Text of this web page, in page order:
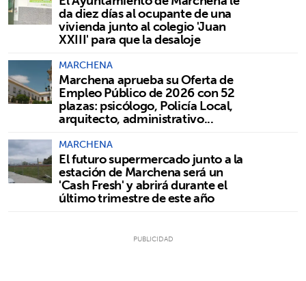
da diez días al ocupante de una
vivienda junto al colegio 'Juan
XXIII' para que la desaloje
MARCHENA
Marchena aprueba su Oferta de
Empleo Público de 2026 con 52
plazas: psicólogo, Policía Local,
arquitecto, administrativo...
MARCHENA
El futuro supermercado junto a la
estación de Marchena será un
'Cash Fresh' y abrirá durante el
último trimestre de este año